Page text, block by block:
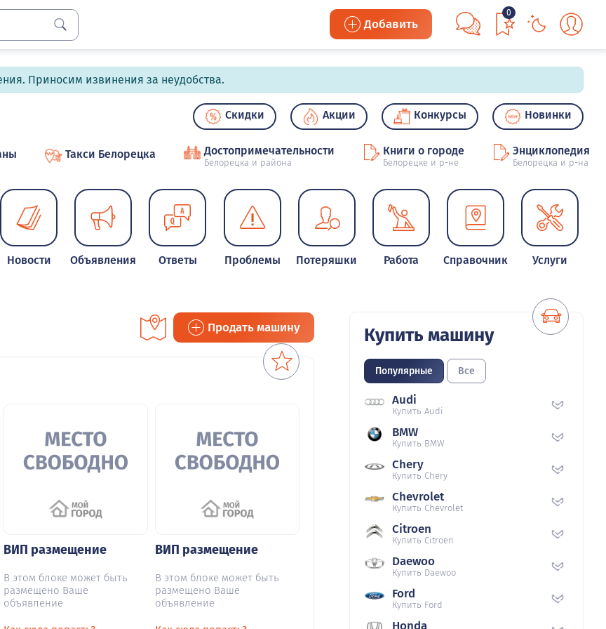
Добавить
0
Приносим извинения за неудобства.
Скидки Акции Конкурсы Новинки
Такси Белорецка Достопримечательности
Белорецка и района
Книги о городе
Белорецке и р-не
Энциклопедия
Белорецка и р-на
Новости Объявления Ответы Проблемы Потеряшки Работа Справочник Услуги
Продать машину
ВИП размещение
В этом блоке может быть
размещено Ваше
объявление
ВИП размещение
В этом блоке может быть
размещено Ваше
объявление
Купить машину
Популярные Все
Audi
Купить Audi
BMW
Купить BMW
Chery
Купить Chery
Chevrolet
Купить Chevrolet
Citroen
Купить Citroen
Daewoo
Купить Daewoo
Ford
Купить Ford
Honda